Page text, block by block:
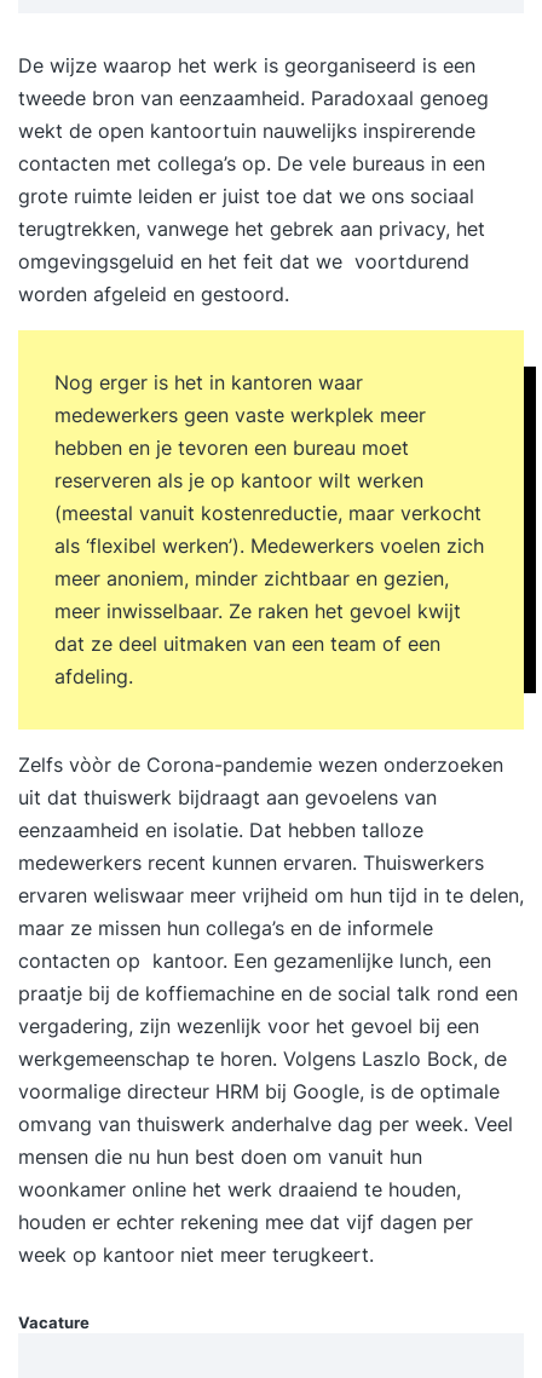
zoekt, dan is Training de Duik iets voor jou.Je
werkelijke drijfveren boven water Training de
Duik is erop gericht om jou beter zicht te bieden
op wat je werkelijke drijfveren zijn. Om helder te
krijgen wat je echt wilt in het leven, te ervaren
wat belangrijk is voor jou. Je zult je eigen kracht
en potentieel ontdekken om je leven op jouw
manier vorm te geven en authentiek, autonoom
en vrij te leven.Ervaringsgerichte aanpak De Duik
jaren ervaring en ontwikkeling op het gebied van
persoonlijke ontwikkeling, coaching en
training. Het biedt een ervaringsgerichte aanpak
waardoor je de aangeboden kennis direct kunt
toepassen, wat vaak leidt tot blijvende resultaten
in werk, relaties, gezondheid en meer.Kleine
groep, 5-daagse trainingDe training duurt 5
dagen en vindt plaats op een mooie en rustige
locatie in Nederland met slechts 6 tot 10
deelnemers. Je gaat met diepgaande gerichte
om je belemmeringen de baas te kunnen en je
leven op eigen wijze vorm te geven. De
aangereikte tools zijn overal toepasbaar, zowel
op het werk als in je privéleven, om oude bagage
los te laten en nieuwe doelen te
stellen.Toonaangevende methodiekenDe Duik is
een dynamische training persoonlijke
ontwikkeling met veel variatie. Niet alleen kennis
en begrip, maar vooral de diepgaande directe
ervaring zorgen voor zelfinzicht en verandering.
Er wordt gebruik gemaakt van de meest
toonaangevende methoden zoals o.a.:
mindfulness, lichaamswerk, familieopstellingen,
ontspanningstechnieken en counselingtechnieken.
Het proces wordt begeleid door Joost Harends
samen met een co-trainer in een respectvolle,
op? Meer zelfinzicht Zelfvertrouwen en
De wijze waarop het werk is georganiseerd is een
tweede bron van eenzaamheid. Paradoxaal genoeg
wekt de open kantoortuin nauwelijks inspirerende
contacten met collega’s op. De vele bureaus in een
grote ruimte leiden er juist toe dat we ons sociaal
terugtrekken, vanwege het gebrek aan privacy, het
omgevingsgeluid en het feit dat we voortdurend
worden afgeleid en gestoord.
Nog erger is het in kantoren waar
medewerkers geen vaste werkplek meer
hebben en je tevoren een bureau moet
reserveren als je op kantoor wilt werken
(meestal vanuit kostenreductie, maar verkocht
als ‘flexibel werken’). Medewerkers voelen zich
meer anoniem, minder zichtbaar en gezien,
meer inwisselbaar. Ze raken het gevoel kwijt
dat ze deel uitmaken van een team of een
afdeling.
Zelfs vòòr de Corona-pandemie wezen onderzoeken
uit dat thuiswerk bijdraagt aan gevoelens van
eenzaamheid en isolatie. Dat hebben talloze
medewerkers recent kunnen ervaren. Thuiswerkers
ervaren weliswaar meer vrijheid om hun tijd in te delen,
maar ze missen hun collega’s en de informele
contacten op kantoor. Een gezamenlijke lunch, een
praatje bij de koffiemachine en de social talk rond een
vergadering, zijn wezenlijk voor het gevoel bij een
werkgemeenschap te horen. Volgens Laszlo Bock, de
voormalige directeur HRM bij Google, is de optimale
omvang van thuiswerk anderhalve dag per week. Veel
mensen die nu hun best doen om vanuit hun
woonkamer online het werk draaiend te houden,
houden er echter rekening mee dat vijf dagen per
week op kantoor niet meer terugkeert.
Vacature